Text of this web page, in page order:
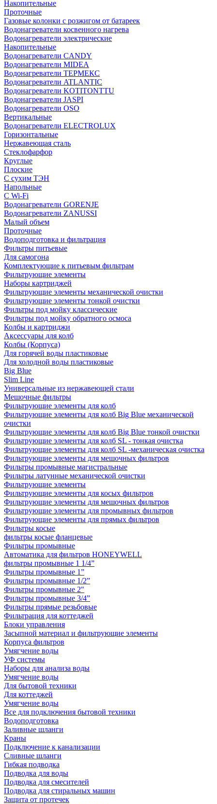
Накопительные
Проточные
Газовые колонки с розжигом от батареек
Водонагреватели косвенного нагрева
Водонагреватели электрические
Накопительные
Водонагреватели CANDY
Водонагреватели MIDEA
Водонагреватели ТЕРМЕКС
Водонагреватели ATLANTIC
Водонагреватели KOTITONTTU
Водонагреватели JASPI
Водонагреватели OSO
Вертикальные
Водонагреватели ELECTROLUX
Горизонтальные
Нержавеющая сталь
Стеклофарфор
Круглые
Плоские
С сухим ТЭН
Напольные
С Wi-Fi
Водонагреватели GORENJE
Водонагреватели ZANUSSI
Малый объем
Проточные
Водоподготовка и фильтрация
Фильтры питьевые
Для самогона
Комплектующие к питьевым фильтрам
Фильтрующие элементы
Наборы картриджей
Фильтрующие элементы механической очистки
Фильтрующие элементы тонкой очистки
Фильтры под мойку классические
Фильтры под мойку обратного осмоса
Колбы и картриджи
Аксессуары для колб
Колбы (Корпуса)
Для горячей воды пластиковые
Для холодной воды пластиковые
Big Blue
Slim Line
Универсальные из нержавеющей стали
Мешочные фильтры
Фильтрующие элементы для колб
Фильтрующие элементы для колб Big Blue механической
очистки
Фильтрующие элементы для колб Big Blue тонкой очистки
Фильтрующие элементы для колб SL - тонкая очистка
Фильтрующие элементы для колб SL -механическая очистка
Фильтрующие элементы для мешочных фильтров
Фильтры промывные магистральные
Фильтры латунные механической очистки
Фильтрующие элементы
Фильтрующие элементы для косых фильтров
Фильтрующие элементы для мешочных фильтров
Фильтрующие элементы для промывных фильтров
Фильтрующие элементы для прямых фильтров
Фильтры косые
фильтры косые фланцевые
Фильтры промывные
Автоматика для фильтров HONEYWELL
фильтры промывные 1 1/4”
Фильтры промывные 1”
Фильтры промывные 1/2”
Фильтры промывные 2"
Фильтры промывные 3/4”
Фильтры прямые резьбовые
Фильтрация для коттеджей
Блоки управления
Засыпной материал и фильтрующие элементы
Корпуса фильтров
Умягчение воды
УФ системы
Наборы для анализа воды
Умягчение воды
Для бытовой техники
Для коттеджей
Умягчение воды
Все для подключения бытовой техники
Водоподготовка
Заливные шланги
Краны
Подключение к канализации
Сливные шланги
Гибкая подводка
Подводка для воды
Подводка для смесителей
Подводка для стиральных машин
Защита от протечек